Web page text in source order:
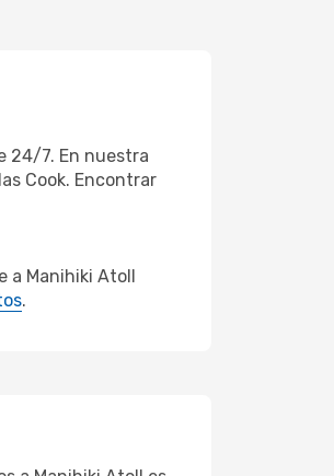
24/7. En nuestra
Cook. Encontrar
a Manihiki Atoll
.